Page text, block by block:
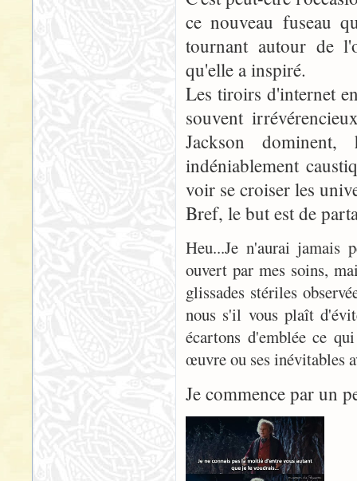
ce nouveau fuseau
tournant autour de
qu'elle a inspiré.
Les tiroirs d'internet
souvent
Jackson
indéniablement
voir se croiser les
Bref, le but est de
Heu...Je n'aurai jamais
ouvert par mes soins,
glissades stériles
nous s'il vous plaît
écartons d'emblée ce
œuvre ou ses inévitables
Je commence par un